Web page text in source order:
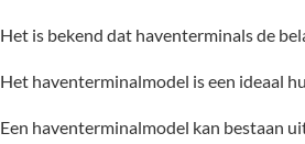
Het is bekend dat haventerminals de
Het haventerminalmodel is een ideaal
Een haventerminalmodel kan bestaan